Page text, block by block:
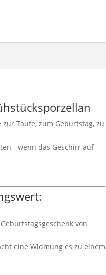
Taufe, zum Geburtstag, zu
- wenn das Geschirr auf
von
eine Widmung es zu einem